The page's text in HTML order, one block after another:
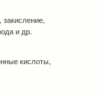
и др.
кислоты,